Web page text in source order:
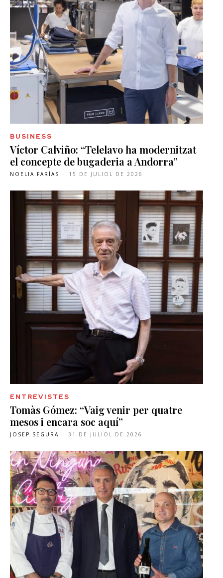
BUSINESS
Víctor Calviño: “Telelavo ha modernitzat
el concepte de bugaderia a Andorra”
NOELIA FARÍAS - 15 DE JULIOL DE 2026
ENTREVISTES
Tomàs Gómez: “Vaig venir per quatre
mesos i encara soc aquí”
JOSEP SEGURA - 31 DE JULIOL DE 2026